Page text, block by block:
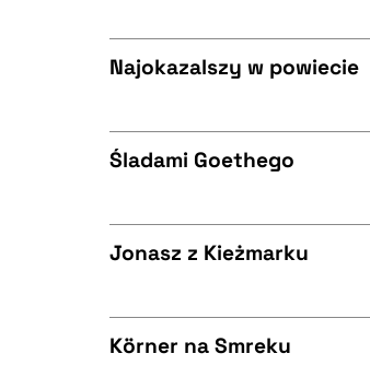
BIBTEX
BIBTEX
BIBTEX
Najokazalszy w powiecie
BIBTEX
Śladami Goethego
Jonasz z Kieżmarku
Körner na Smreku